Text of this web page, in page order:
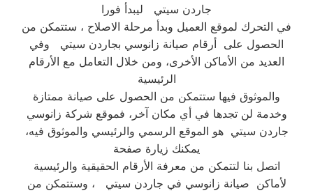
جاردن سيتي ليبدأ فورا
في التحرك لموقع العميل وبدأ مرحلة الاصلاح ، ستتمكن من
الحصول على أرقام صيانة زانوسي بجاردن سيتي وفي
العديد من الأماكن الأخرى، ومن خلال التعامل مع الأرقام
الرئيسية
والموثوق فيها ستتمكن من الحصول على صيانة ممتازة
وخدمة لن تجدها في أي مكان آخر، فموقع شركة زانوسي
جاردن سيتي هو الموقع الرسمي والرئيسي والموثوق فيه،
يمكنك زيارة صفحة
اتصل بنا لتتمكن من معرفة الأرقام الحقيقية والرئيسية
لأماكن صيانة زانوسي في جاردن سيتي ، وستتمكن من